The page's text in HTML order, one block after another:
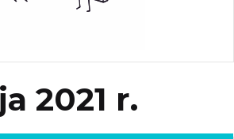
2021 r.